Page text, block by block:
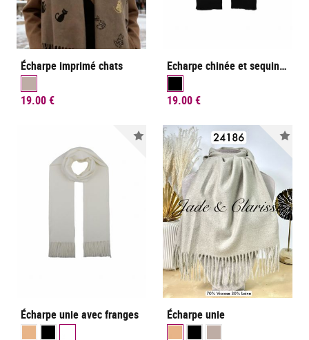
Écharpe imprimé chats
19.00 €
Echarpe chinée et sequins dorés
19.00 €
Nouveauté
Écharpe unie avec franges Écharpe unie